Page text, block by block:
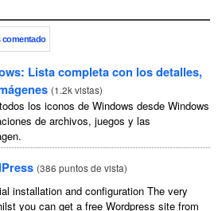
comentado
Lista completa con los detalles,
(1.2k vistas)
los iconos de Windows desde Windows
de archivos, juegos y las
(386 puntos de vista)
installation and configuration The very
you can get a free Wordpress site from